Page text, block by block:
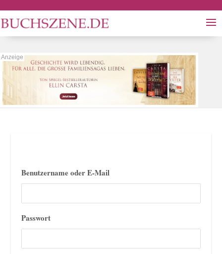
Benutzername oder E-Mail
Passwort